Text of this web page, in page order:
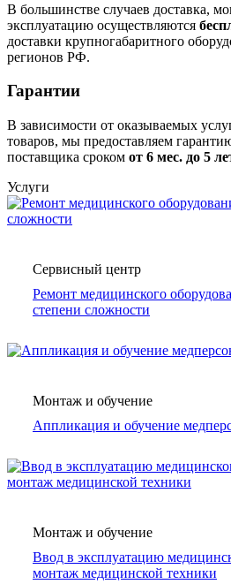
В большинстве случаев доставка,
эксплуатацию осуществляются
доставки крупногабаритного
регионов РФ.
Гарантии
В зависимости от оказываемых
товаров, мы предоставляем
поставщика сроком от 6 мес. до 5
Услуги
Сервисный центр
Ремонт медицинского
степени сложности
Монтаж и обучение
Аппликация и обучение
Монтаж и обучение
Ввод в эксплуатацию
монтаж медицинской техники